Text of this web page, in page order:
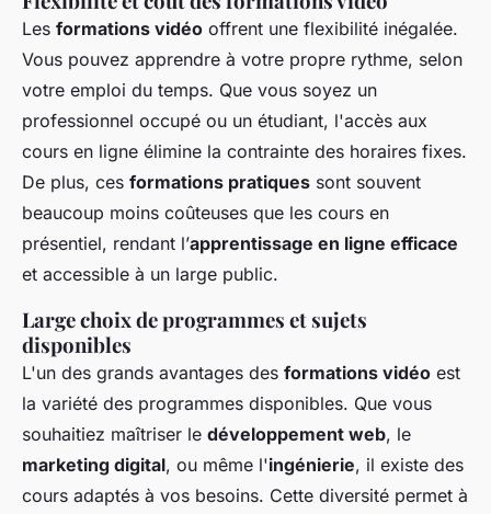
Les formations vidéo offrent une flexibilité inégalée.
Vous pouvez apprendre à votre propre rythme, selon
votre emploi du temps. Que vous soyez un
professionnel occupé ou un étudiant, l'accès aux
cours en ligne élimine la contrainte des horaires fixes.
De plus, ces formations pratiques sont souvent
beaucoup moins coûteuses que les cours en
présentiel, rendant l’apprentissage en ligne efficace
et accessible à un large public.
Large choix de programmes et sujets
disponibles
L'un des grands avantages des formations vidéo est
la variété des programmes disponibles. Que vous
souhaitiez maîtriser le développement web, le
marketing digital, ou même l'ingénierie, il existe des
cours adaptés à vos besoins. Cette diversité permet à